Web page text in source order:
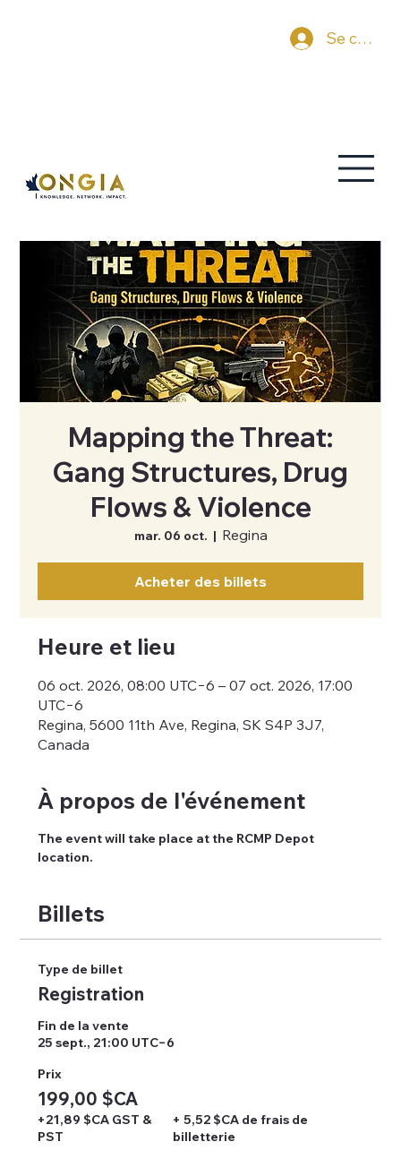
Se
Mapping the Threat:
Gang Structures, Drug
Flows & Violence
mar. 06 oct.
  |
Regina
Acheter des billets
Heure et lieu
06 oct. 2026, 08:00 UTC−6 – 07 oct. 2026, 17:00
UTC−6
Regina, 5600 11th Ave, Regina, SK S4P 3J7,
Canada
À propos de l'événement
The event will take place at the RCMP Depot
location.
Billets
Type de billet
Registration
Fin de la vente
25 sept., 21:00 UTC−6
Prix
199,00 $CA
+21,89 $CA GST &
PST
+ 5,52 $CA de frais de
billetterie